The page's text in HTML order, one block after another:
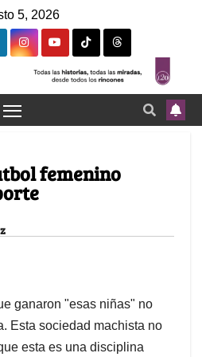
5, 2026
femenino
ganaron "esas niñas" no
Esta sociedad machista no
esta es una disciplina